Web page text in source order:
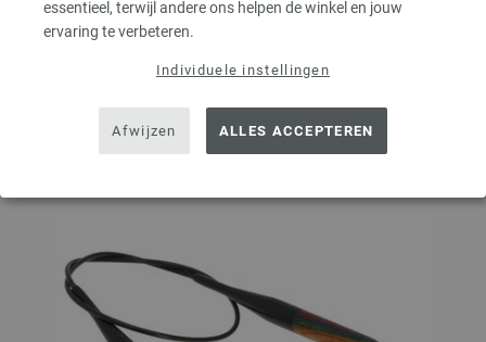
essentieel, terwijl andere ons helpen de winkel en jouw
ervaring te verbeteren.
Individuele instellingen
Afwijzen ALLES ACCEPTEREN
Op mijn boodschappenlijstje